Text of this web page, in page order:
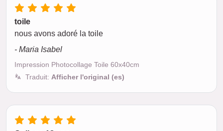
toile
nous avons adoré la toile
- Maria Isabel
Impression Photocollage Toile 60x40cm
Traduit: Afficher l'original (es)